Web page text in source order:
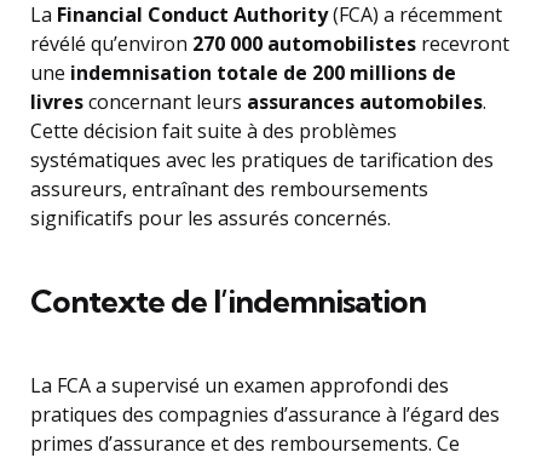
La Financial Conduct Authority(FCA) a récemment
révélé qu’environ 270 000 automobilistes recevront
une indemnisation totale de 200 millions de
livresconcernant leurs assurances automobiles.
Cette décision fait suite à des problèmes
systématiques avec les pratiques de tarification des
assureurs, entraînant des remboursements
significatifs pour les assurés concernés.
Contexte de l’indemnisation
La FCA a supervisé un examen approfondi des
pratiques des compagnies d’assurance à l’égard des
primes d’assurance et des remboursements. Ce